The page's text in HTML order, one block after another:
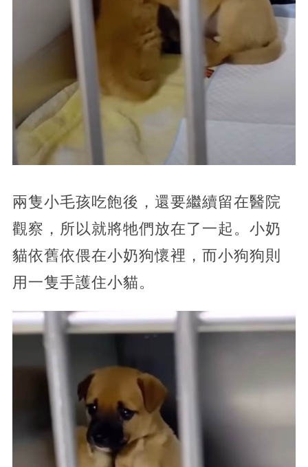
兩隻小毛孩吃飽後，還要繼續留在醫院
觀察，所以就將牠們放在了一起。小奶
貓依舊依偎在小奶狗懷裡，而小狗狗則
用一隻手護住小貓。